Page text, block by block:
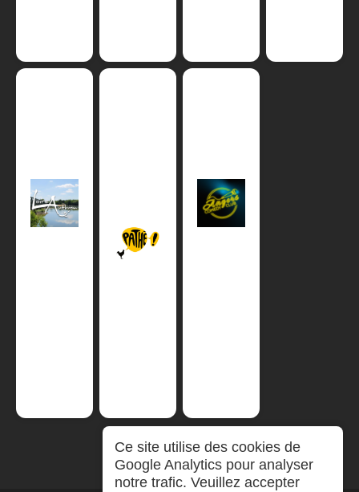
Ce site utilise des cookies de
Google Analytics pour analyser
notre trafic. Veuillez accepter